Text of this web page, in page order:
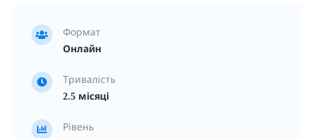
Формат
Онлайн
Тривалість
2.5 місяці
Рівень